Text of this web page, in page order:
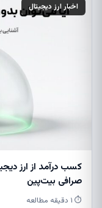
اخبار ارز دیجیتال
کسب درآمد از ارز
صرافی بیت‌پین
⏱ ۱ دقیقه مطالعه